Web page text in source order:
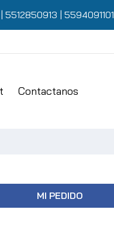
5512850913 5594091101
Contactanos
MI PEDIDO